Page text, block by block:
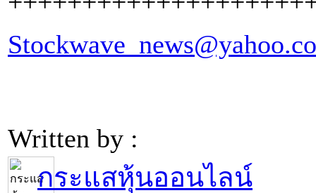
Written by :
กระแสหุ้นออนไลน์